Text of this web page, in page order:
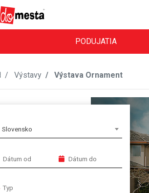
PODUJATIA
Výstavy Výstava Ornament
Slovensko
Previous